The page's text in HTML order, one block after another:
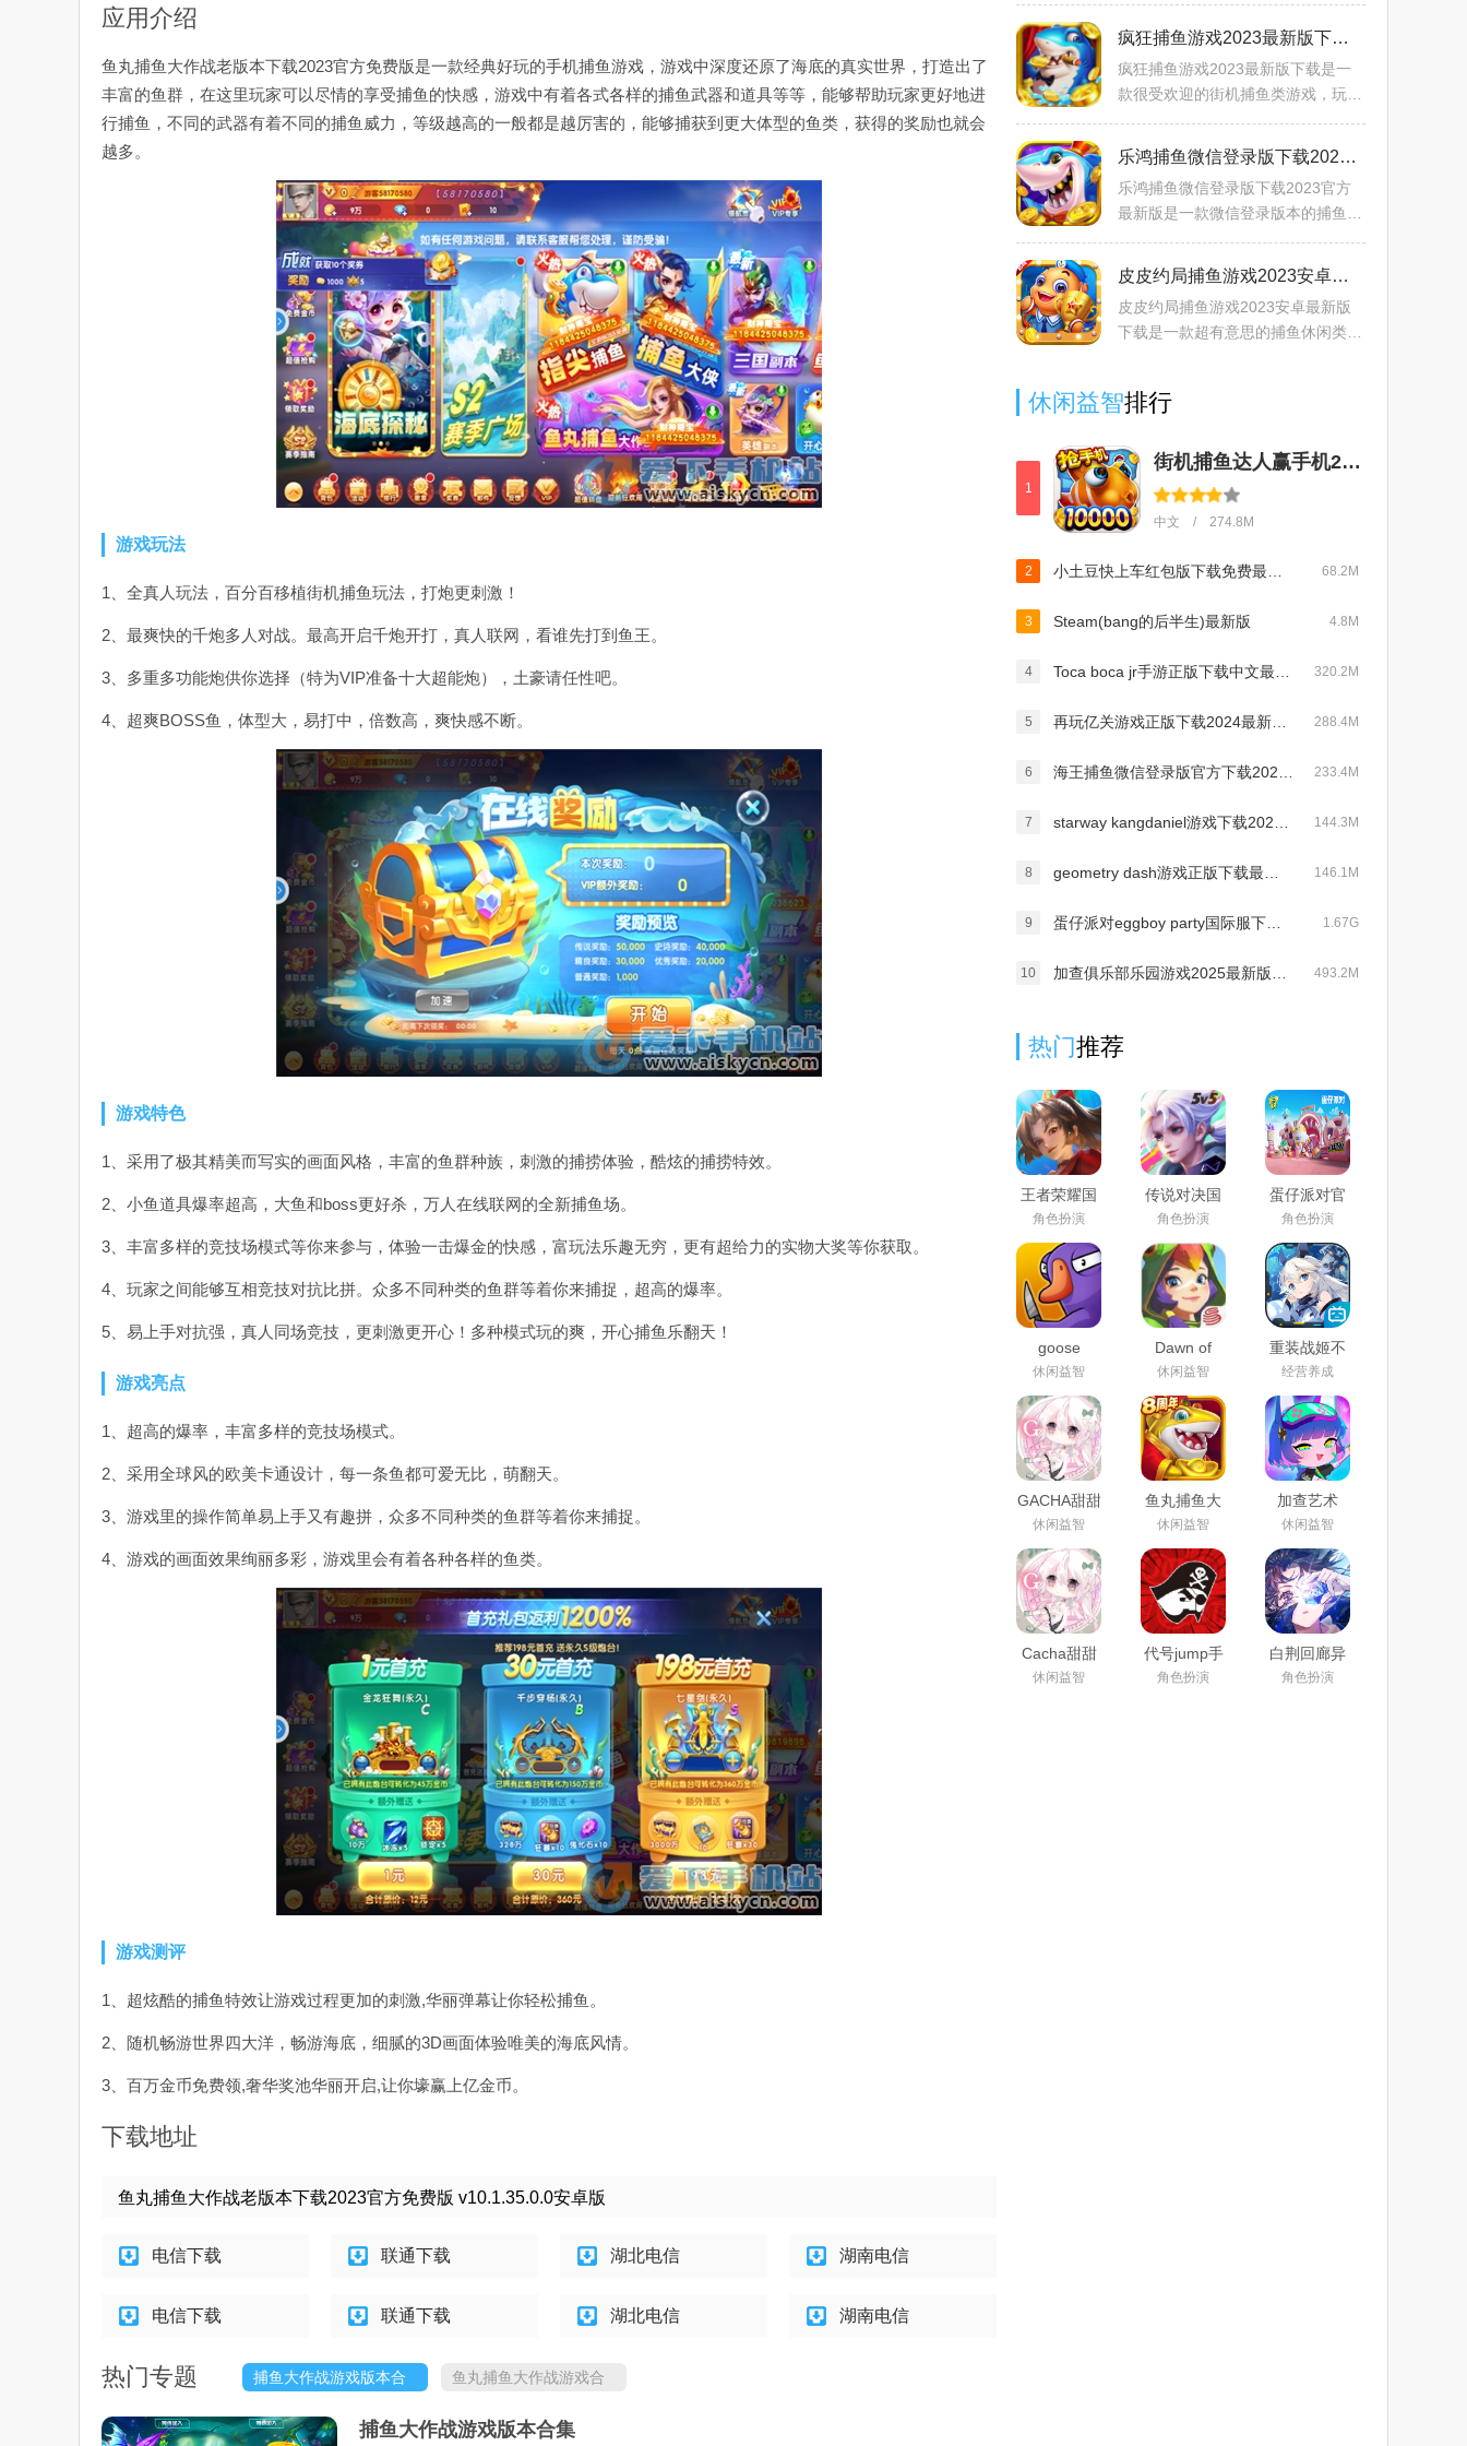
应用介绍
鱼丸捕鱼大作战老版本下载2023官方免费版是一款经典好玩的手机捕鱼游戏，游戏中深度还原了海底的真实世界，打造出了
丰富的鱼群，在这里玩家可以尽情的享受捕鱼的快感，游戏中有着各式各样的捕鱼武器和道具等等，能够帮助玩家更好地进
行捕鱼，不同的武器有着不同的捕鱼威力，等级越高的一般都是越厉害的，能够捕获到更大体型的鱼类，获得的奖励也就会
越多。
游戏玩法
1、全真人玩法，百分百移植街机捕鱼玩法，打炮更刺激！
2、最爽快的千炮多人对战。最高开启千炮开打，真人联网，看谁先打到鱼王。
3、多重多功能炮供你选择（特为VIP准备十大超能炮），土豪请任性吧。
4、超爽BOSS鱼，体型大，易打中，倍数高，爽快感不断。
游戏特色
1、采用了极其精美而写实的画面风格，丰富的鱼群种族，刺激的捕捞体验，酷炫的捕捞特效。
2、小鱼道具爆率超高，大鱼和boss更好杀，万人在线联网的全新捕鱼场。
3、丰富多样的竞技场模式等你来参与，体验一击爆金的快感，富玩法乐趣无穷，更有超给力的实物大奖等你获取。
4、玩家之间能够互相竞技对抗比拼。众多不同种类的鱼群等着你来捕捉，超高的爆率。
5、易上手对抗强，真人同场竞技，更刺激更开心！多种模式玩的爽，开心捕鱼乐翻天！
游戏亮点
1、超高的爆率，丰富多样的竞技场模式。
2、采用全球风的欧美卡通设计，每一条鱼都可爱无比，萌翻天。
3、游戏里的操作简单易上手又有趣拼，众多不同种类的鱼群等着你来捕捉。
4、游戏的画面效果绚丽多彩，游戏里会有着各种各样的鱼类。
游戏测评
1、超炫酷的捕鱼特效让游戏过程更加的刺激,华丽弹幕让你轻松捕鱼。
2、随机畅游世界四大洋，畅游海底，细腻的3D画面体验唯美的海底风情。
3、百万金币免费领,奢华奖池华丽开启,让你壕赢上亿金币。
下载地址
鱼丸捕鱼大作战老版本下载2023官方免费版 v10.1.35.0.0安卓版
电信下载 联通下载 湖北电信 湖南电信
电信下载 联通下载 湖北电信 湖南电信
热门专题
捕鱼大作战游戏版本合
鱼丸捕鱼大作战游戏合
捕鱼大作战游戏版本合集
特色，解锁各种西游角色参与到捕鱼
之中来，多种捕鱼道具应有
疯狂捕鱼游戏2023最新版下载3.1
疯狂捕鱼游戏2023最新版下载是一
款很受欢迎的街机捕鱼类游戏，玩家
有非常多鱼的种类，而且还有很多超
实用的捕鱼炮台，精致的游
乐鸿捕鱼微信登录版下载2023官方最新版v1.0.7.8.2手机版
乐鸿捕鱼微信登录版下载2023官方
最新版是一款微信登录版本的捕鱼益
精彩的乐鸿捕鱼游戏玩法，挑战更丰
富的捕鱼手游游戏，涵盖了
皮皮约局捕鱼游戏2023安卓最新版下载3.7.1.0
皮皮约局捕鱼游戏2023安卓最新版
下载是一款超有意思的捕鱼休闲类游
获很多鱼之外的惊喜猎物，
休闲益智排行
1
街机捕鱼达人赢手机2024官方最新版v10.0.30.7.0最新版
中文 / 274.8M
2 68.2M
3 Steam(bang的后半生)最新版 4.8M
4 320.2M
5 288.4M
6 233.4M
7 144.3M
8 146.1M
9 1.67G
10 493.2M
热门推荐
王者荣耀国
际服官方下
载手机版免
费版2025最
新版
角色扮演
传说对决国
际服下载官
方正版2025
最新版
(Arena of
Valor)
角色扮演
蛋仔派对官
服正版下载
安装2025最
新版
角色扮演
goose
goose duck
手机版官方
下载2024最
新版
休闲益智
Dawn of
lsles国际服
汉化版
休闲益智
重装战姬不
删档正式版
经营养成
GACHA甜甜
下载官方正
版2024中文
最新版
休闲益智
鱼丸捕鱼大
作战官方下
载2023最新
版
休闲益智
加查艺术
gacha art最
新版下载
2024官方正
版
休闲益智
Cacha甜甜
(0.2.0|自制
版mod)下载
休闲益智
代号jump手
游下载安装
2024官方最
角色扮演
白荆回廊异
世穿越画廊
腾讯版免费
角色扮演